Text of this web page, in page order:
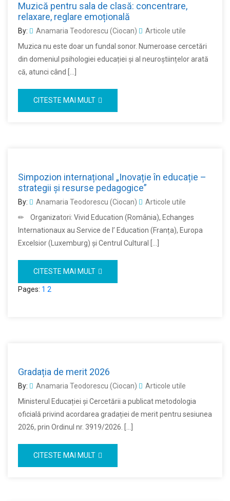
Muzică pentru sala de clasă: concentrare,
relaxare, reglare emoțională
By: Anamaria Teodorescu (Ciocan)
Articole utile
Muzica nu este doar un fundal sonor. Numeroase cercetări
din domeniul psihologiei educației și al neuroștiințelor arată
că, atunci când […]
CITESTE MAI MULT
Simpozion internațional „Inovație în educație –
strategii și resurse pedagogice”
By: Anamaria Teodorescu (Ciocan)
Articole utile
✏ Organizatori: Vivid Education (România), Echanges
Internationaux au Service de l’ Education (Franța), Europa
Excelsior (Luxemburg) și Centrul Cultural […]
CITESTE MAI MULT
Pages: 1 2
Gradația de merit 2026
By: Anamaria Teodorescu (Ciocan)
Articole utile
Ministerul Educației și Cercetării a publicat metodologia
oficială privind acordarea gradației de merit pentru sesiunea
2026, prin Ordinul nr. 3919/2026. […]
CITESTE MAI MULT